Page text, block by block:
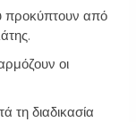
προκύπτουν από
οι
τη διαδικασία